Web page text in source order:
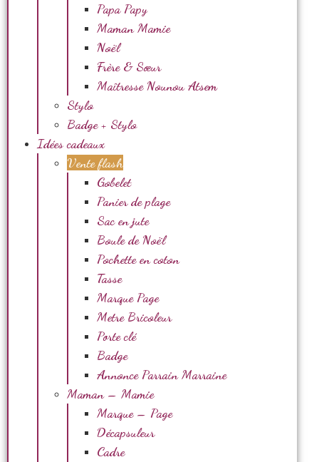
Papa Papy
Maman Mamie
Noël
Frère & Sœur
Maîtresse Nounou Atsem
Stylo
Badge + Stylo
Idées cadeaux
Vente flash
Gobelet
Panier de plage
Sac en jute
Boule de Noël
Pochette en coton
Tasse
Marque Page
Metre Bricoleur
Porte clé
Badge
Annonce Parrain Marraine
Maman – Mamie
Marque – Page
Décapsuleur
Cadre